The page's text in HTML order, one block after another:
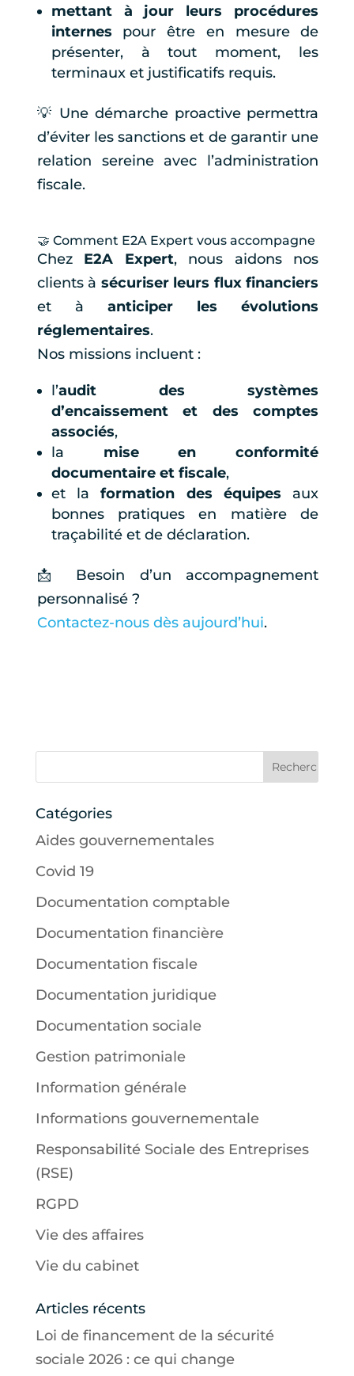
mettant à jour leurs procédures
internes pour être en mesure de
présenter, à tout moment, les
terminaux et justificatifs requis.
💡 Une démarche proactive permettra
d’éviter les sanctions et de garantir une
relation sereine avec l’administration
fiscale.
🤝 Comment E2A Expert vous accompagne
Chez E2A Expert, nous aidons nos
clients à sécuriser leurs flux financiers
et à anticiper les évolutions
réglementaires.
Nos missions incluent :
l’audit des systèmes
d’encaissement et des comptes
associés,
la mise en conformité
documentaire et fiscale,
et laformation des équipes aux
bonnes pratiques en matière de
traçabilité et de déclaration.
📩 Besoin d’un accompagnement
personnalisé ?
Contactez-nous dès aujourd’hui.
Catégories
Aides gouvernementales
Covid 19
Documentation comptable
Documentation financière
Documentation fiscale
Documentation juridique
Documentation sociale
Gestion patrimoniale
Information générale
Informations gouvernementale
Responsabilité Sociale des Entreprises
(RSE)
RGPD
Vie des affaires
Vie du cabinet
Articles récents
Loi de financement de la sécurité
sociale 2026 : ce qui change